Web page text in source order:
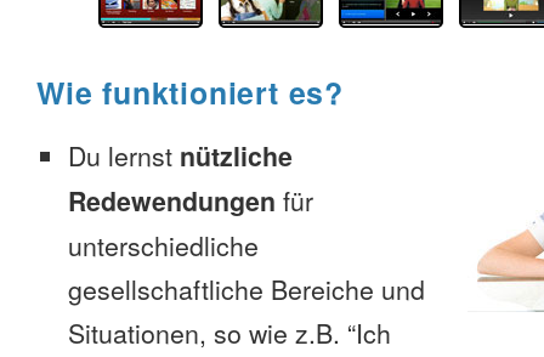
Wie funktioniert es?
Du lernst nützliche
Redewendungen für
unterschiedliche
gesellschaftliche Bereiche und
Situationen, so wie z.B. “Ich